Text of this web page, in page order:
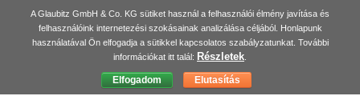
A Glaubitz GmbH & Co. KG sütiket használ a felhasználói élmény javítása és
felhasználóink internetezési szokásainak analizálása céljából. Honlapunk
használatával Ön elfogadja a sütikkel kapcsolatos szabályzatunkat. További
információkat itt talál: Részletek